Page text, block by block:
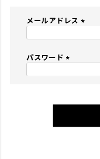
メールアドレス
パスワード
)